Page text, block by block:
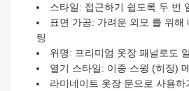
스타일: 접근하기 쉽도록 두 번
표면 가공: 가려운 외모 를 위해
팅
위명: 프리미엄 옷장 패널로도
열기 스타일: 이중 스윙 (히징)
라미네이트 옷장 문으로 사용하